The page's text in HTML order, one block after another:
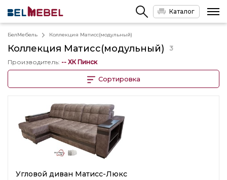
Каталог
БелМебель Коллекция Матисс(модульный)
Коллекция Матисс(модульный)
3
Производитель: -- ХК Пинск
Сортировка
Угловой диван Матисс-Люкс